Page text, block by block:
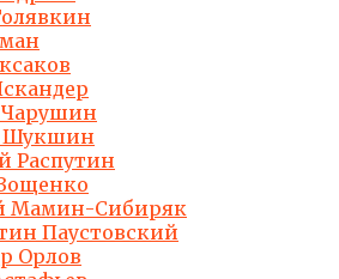
Шукшин
Распутин
Мамин-Сибиряк
Паустовский
Орлов